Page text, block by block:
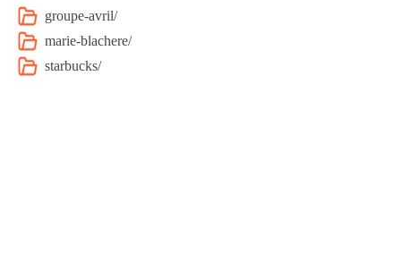
groupe-avril/
marie-blachere/
starbucks/